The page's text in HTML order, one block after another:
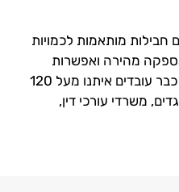
חבילות מותאמות לכמויות
מהירה ואפשרות
להדפסה אישית על הקרטונים. כבר עובדים איתנו מעל 120
משרדי עורכי דין,